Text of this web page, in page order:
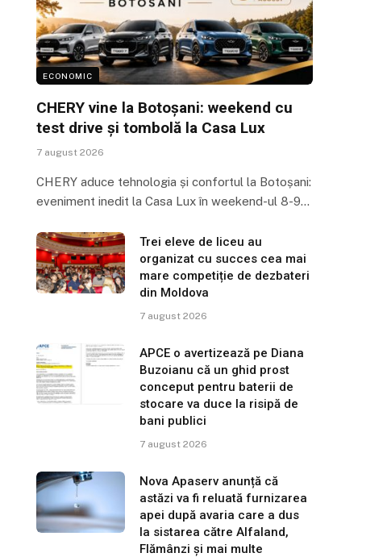
ECONOMIC
CHERY vine la Botoșani: weekend cu
test drive și tombolă la Casa Lux
7 august 2026
CHERY aduce tehnologia și confortul la Botoșani:
eveniment inedit la Casa Lux în weekend-ul 8-9…
Trei eleve de liceu au
organizat cu succes cea mai
mare competiție de dezbateri
din Moldova
7 august 2026
APCE o avertizează pe Diana
Buzoianu că un ghid prost
conceput pentru baterii de
stocare va duce la risipă de
bani publici
7 august 2026
Nova Apaserv anunță că
astăzi va fi reluată furnizarea
apei după avaria care a dus
la sistarea către Alfaland,
Flămânzi și mai multe